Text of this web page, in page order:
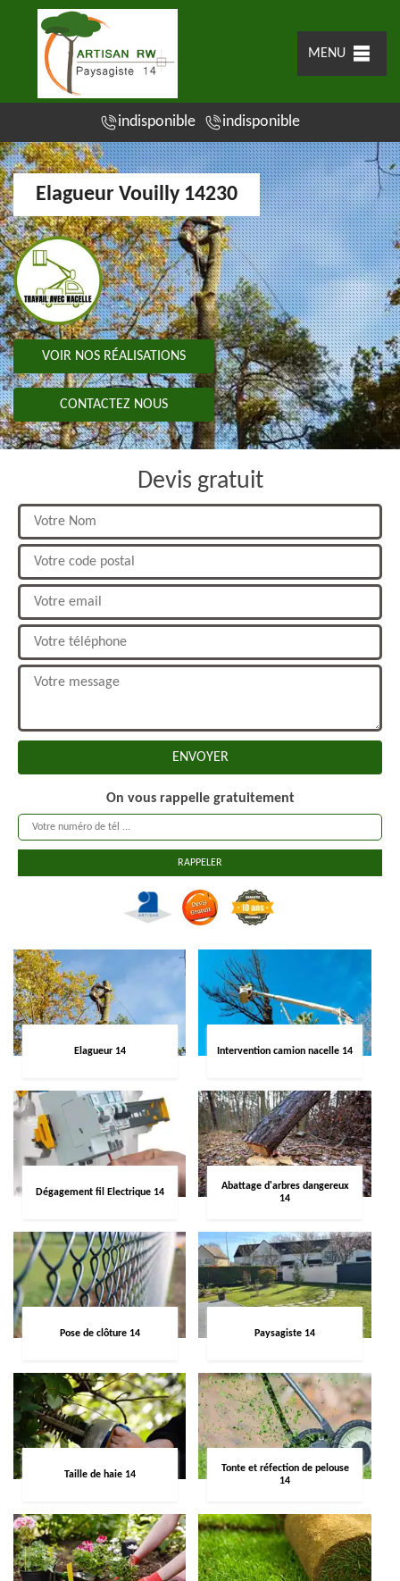
MENU
indisponible indisponible
Elagueur Vouilly 14230
VOIR NOS RÉALISATIONS
CONTACTEZ NOUS
Devis gratuit
On vous rappelle gratuitement
Elagueur 14 Intervention camion nacelle 14
Dégagement fil Electrique 14
Abattage d'arbres dangereux
14
Pose de clôture 14 Paysagiste 14
Taille de haie 14
Tonte et réfection de pelouse
14